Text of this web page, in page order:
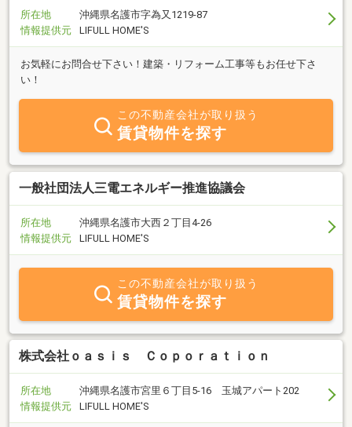
所在地
沖縄県名護市字為又1219-87
情報提供元
LIFULL HOME'S
お気軽にお問合せ下さい！建築・リフォーム工事等もお任せ下さ
い！
この不動産会社が取り扱う
賃貸物件を探す
一般社団法人三電エネルギー推進協議会
所在地
沖縄県名護市大西２丁目4-26
情報提供元
LIFULL HOME'S
この不動産会社が取り扱う
賃貸物件を探す
株式会社ｏａｓｉｓ Ｃｏｐｏｒａｔｉｏｎ
所在地
沖縄県名護市宮里６丁目5-16 玉城アパート202
情報提供元
LIFULL HOME'S